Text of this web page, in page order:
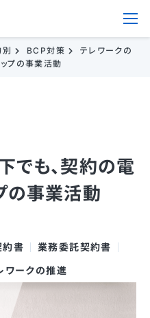
BCP対策
テレワークの
プの事業活動
でも、契約の電
の事業活動
約書
業務委託契約書
ワークの推進